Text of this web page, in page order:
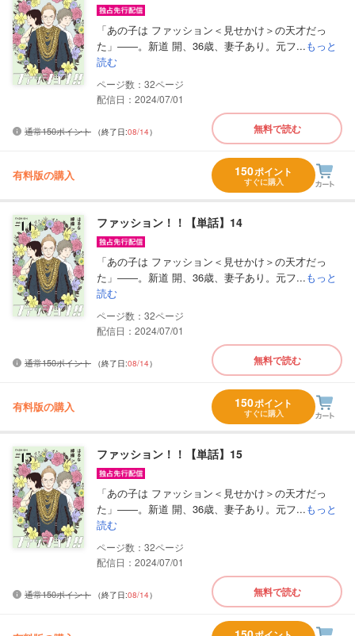
「あの子は ファッション＜見せかけ＞の天才だっ
た」――。新道 開、36歳、妻子あり。元フ...もっと
読む
32
配信日：2024/07/01
通常150ポイント （終了日:08/14） 無料で読む
有料版の購入 150ポイント
すぐに購入
ファッション！！【単話】14
「あの子は ファッション＜見せかけ＞の天才だっ
た」――。新道 開、36歳、妻子あり。元フ...もっと
読む
32
配信日：2024/07/01
通常150ポイント （終了日:08/14） 無料で読む
有料版の購入 150ポイント
すぐに購入
ファッション！！【単話】15
「あの子は ファッション＜見せかけ＞の天才だっ
た」――。新道 開、36歳、妻子あり。元フ...もっと
読む
32
配信日：2024/07/01
通常150ポイント （終了日:08/14） 無料で読む